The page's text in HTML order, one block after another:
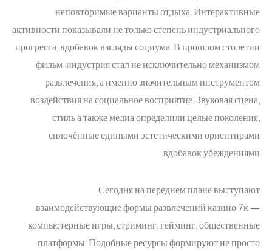
неповторимые варианты отдыха. Интерактивные
активности показывали не только степень индустриального
прогресса, вдобавок взгляды социума. В прошлом столетии
фильм-индустрия стал не исключительно механизмом
развлечения, а именно значительным инструментом
воздействия на социальное восприятие. Звуковая сцена,
стиль а также медиа определили целые поколения,
сплочённые едиными эстетическими ориентирами
вдобавок убеждениями.
Сегодня на переднем плане выступают
взаимодействующие формы развлечений казино 7к —
компьютерные игры, стриминг, гейминг, общественные
платформы. Подобные ресурсы формируют не просто